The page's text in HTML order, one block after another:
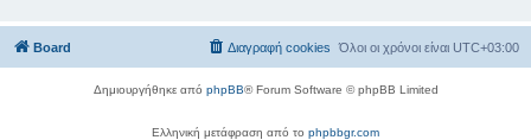
Board Όλοι οι χρόνοι είναι UTC+03:00
Διαγραφή cookies
Δημιουργήθηκε από phpBB® Forum Software © phpBB Limited
Ελληνική μετάφραση από το phpbbgr.com